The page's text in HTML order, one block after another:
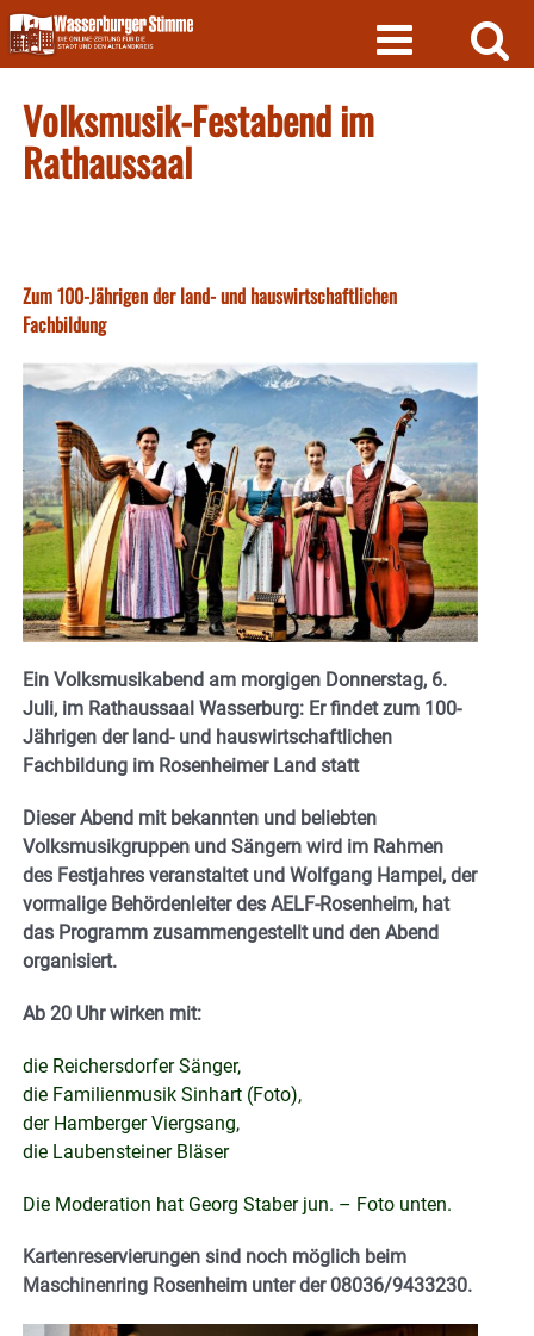
Skip
to
content
Volksmusik-Festabend im
Rathaussaal
Zum 100-Jährigen der land- und hauswirtschaftlichen
Fachbildung
Ein Volksmusikabend am morgigen Donnerstag, 6.
Juli, im Rathaussaal Wasserburg: Er findet zum 100-
Jährigen der land- und hauswirtschaftlichen
Fachbildung im Rosenheimer Land statt
Dieser Abend mit bekannten und beliebten
Volksmusikgruppen und Sängern wird im Rahmen
des Festjahres veranstaltet und Wolfgang Hampel, der
vormalige Behördenleiter des AELF-Rosenheim, hat
das Programm zusammengestellt und den Abend
organisiert.
Ab 20 Uhr wirken mit:
die Reichersdorfer Sänger,
die Familienmusik Sinhart (Foto),
der Hamberger Viergsang,
die Laubensteiner Bläser
Die Moderation hat Georg Staber jun. – Foto unten.
Kartenreservierungen sind noch möglich beim
Maschinenring Rosenheim unter der 08036/9433230.